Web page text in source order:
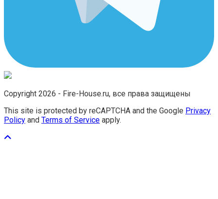
Copyright 2026 - Fire-House.ru, все права защищены
This site is protected by reCAPTCHA and the Google Privacy
Policy and Terms of Service apply.